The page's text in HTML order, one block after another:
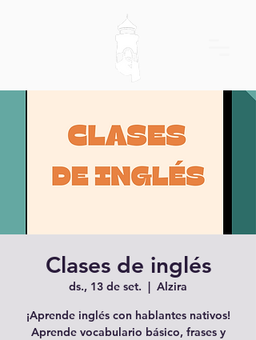
Clases de inglés
ds., 13 de set.
  |
Alzira
¡Aprende inglés con hablantes nativos!
Aprende vocabulario básico, frases y